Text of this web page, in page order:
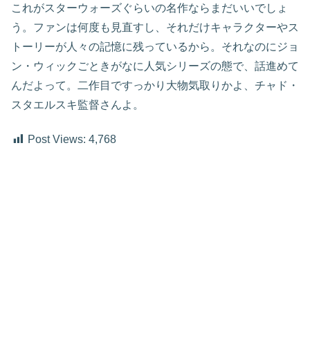
これがスターウォーズぐらいの名作ならまだいいでしょ
う。ファンは何度も見直すし、それだけキャラクターやス
トーリーが人々の記憶に残っているから。それなのにジョ
ン・ウィックごときがなに人気シリーズの態で、話進めて
んだよって。二作目ですっかり大物気取りかよ、チャド・
スタエルスキ監督さんよ。
Post Views: 4,768